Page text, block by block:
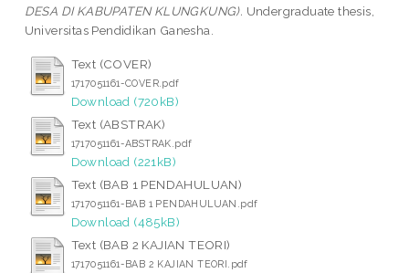
DESA DI KABUPATEN KLUNGKUNG). Undergraduate thesis,
Universitas Pendidikan Ganesha.
Text (COVER)
1717051161-COVER.pdf
Download (720kB)
Text (ABSTRAK)
1717051161-ABSTRAK.pdf
Download (221kB)
Text (BAB 1 PENDAHULUAN)
1717051161-BAB 1 PENDAHULUAN.pdf
Download (485kB)
Text (BAB 2 KAJIAN TEORI)
1717051161-BAB 2 KAJIAN TEORI.pdf